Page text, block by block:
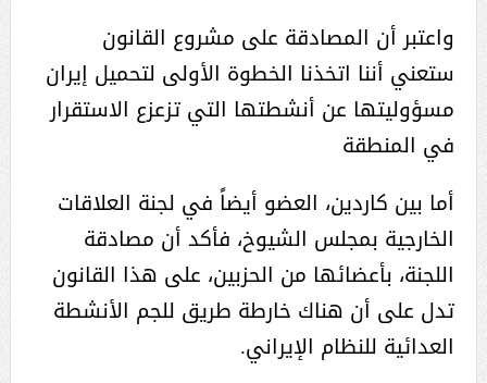
واعتبر أن المصادقة على مشروع القانون
ستعني أننا اتخذنا الخطوة الأولى لتحميل إيران
مسؤوليتها عن أنشطتها التي تزعزع الاستقرار
في المنطقة
أما بين كاردين، العضو أيضاً في لجنة العلاقات
الخارجية بمجلس الشيوخ، فأكد أن مصادقة
اللجنة، بأعضائها من الحزبين، على هذا القانون
تدل على أن هناك خارطة طريق للجم الأنشطة
العدائية للنظام الإيراني.